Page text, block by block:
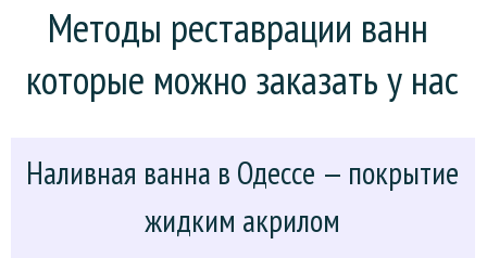
Методы реставрации ванн
которые можно заказать у нас
Наливная ванна в Одессе — покрытие
жидким акрилом